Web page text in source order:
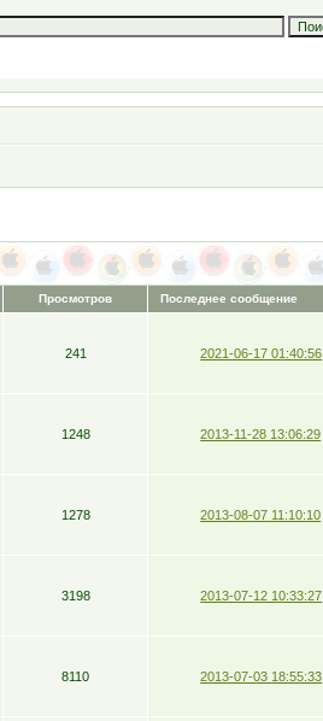
Просмотров Последнее сообщение
241 2021-06-17 01:40:56
1248 2013-11-28 13:06:29
1278 2013-08-07 11:10:10
3198 2013-07-12 10:33:27
8110 2013-07-03 18:55:33